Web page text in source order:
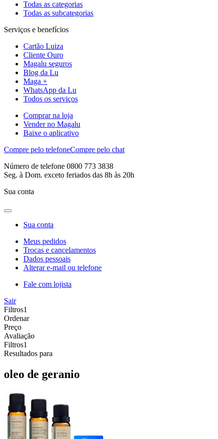
Todas as categorias
Todas as subcategorias
Serviços e benefícios
Cartão Luiza
Cliente Ouro
Magalu seguros
Blog da Lu
Maga +
WhatsApp da Lu
Todos os serviços
Comprar na loja
Vender no Magalu
Baixe o aplicativo
Compre pelo telefoneCompre pelo chat
Número de telefone 0800 773 3838
Seg. à Dom. exceto feriados das 8h às 20h
Sua conta
Sua conta
Meus pedidos
Trocas e cancelamentos
Dados pessoais
Alterar e-mail ou telefone
Fale com lojista
Sair
Filtros1
Ordenar
Preço
Avaliação
Filtros1
Resultados para
oleo de geranio